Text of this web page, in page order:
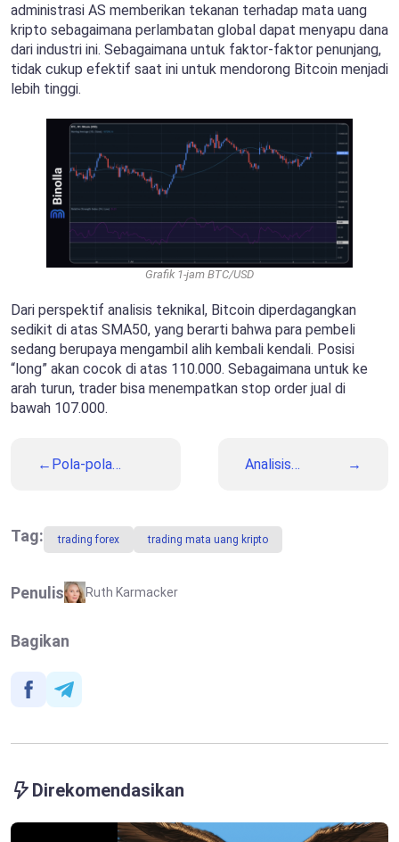
administrasi AS memberikan tekanan terhadap mata uang
kripto sebagaimana perlambatan global dapat menyapu dana
dari industri ini. Sebagaimana untuk faktor-faktor penunjang,
tidak cukup efektif saat ini untuk mendorong Bitcoin menjadi
lebih tinggi.
Grafik 1-jam BTC/USD
Dari perspektif analisis teknikal, Bitcoin diperdagangkan
sedikit di atas SMA50, yang berarti bahwa para pembeli
sedang berupaya mengambil alih kembali kendali. Posisi
“long” akan cocok di atas 110.000. Sebagaimana untuk ke
arah turun, trader bisa menempatkan stop order jual di
bawah 107.000.
Pola-pola
Profit:
Bagaimana Cara
Bertransaksi
Terhadapnya
Analisis
yang Lebih
Cocok untuk
Tag: trading forex trading mata uang kripto
Penulis Ruth Karmacker
Bagikan
Direkomendasikan